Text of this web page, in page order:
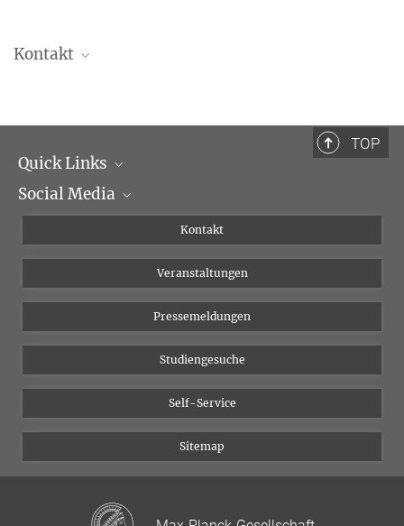
Kontakt
friederici@...
TOP
Quick Links
Institutsleitung
Social Media
Bluesky
YouTube
Kontakt
Veranstaltungen
Pressemeldungen
Studiengesuche
Self-Service
Sitemap